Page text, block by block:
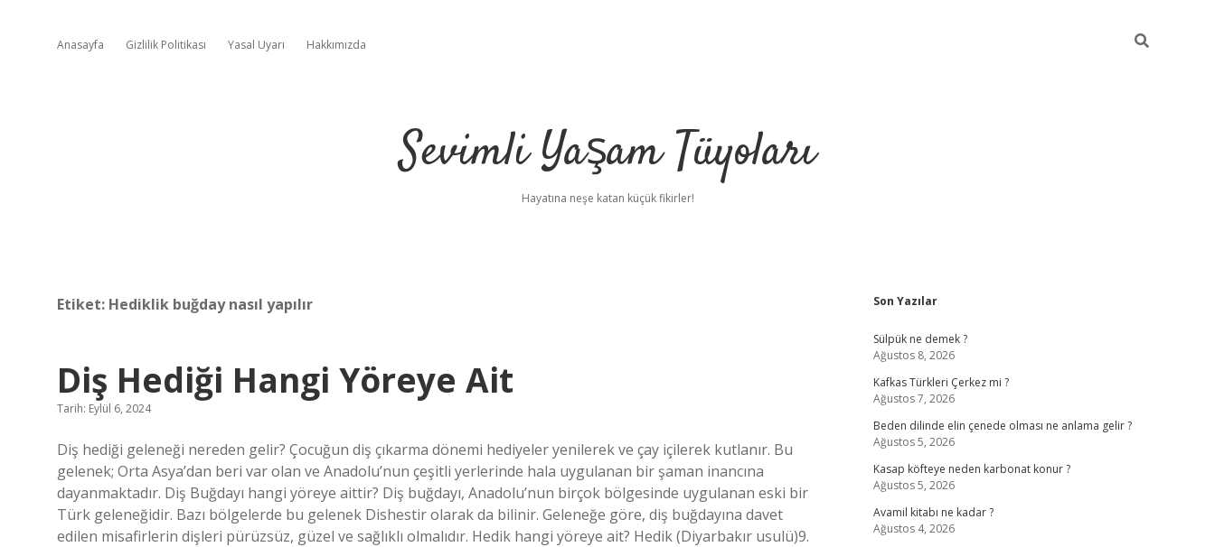
Anasayfa Gizlilik Politikası Yasal Uyarı Hakkımızda
Sevimli Yaşam Tüyoları
Hayatına neşe katan küçük fikirler!
Etiket: Hediklik buğday nasıl yapılır
Diş Hediği Hangi Yöreye Ait
Tarih: Eylül 6, 2024
Diş hediği geleneği nereden gelir? Çocuğun diş çıkarma dönemi hediyeler yenilerek ve çay içilerek kutlanır. Bu
gelenek; Orta Asya’dan beri var olan ve Anadolu’nun çeşitli yerlerinde hala uygulanan bir şaman inancına
dayanmaktadır. Diş Buğdayı hangi yöreye aittir? Diş buğdayı, Anadolu’nun birçok bölgesinde uygulanan eski bir
Türk geleneğidir. Bazı bölgelerde bu gelenek Dishestir olarak da bilinir. Geleneğe göre, diş buğdayına davet
edilen misafirlerin dişleri pürüzsüz, güzel ve sağlıklı olmalıdır. Hedik hangi yöreye ait? Hedik (Diyarbakır usulü)9.
Sidebar
Son Yazılar
Sülpük ne demek ?
Ağustos 8, 2026
Kafkas Türkleri Çerkez mi ?
Ağustos 7, 2026
Beden dilinde elin çenede olması ne anlama gelir ?
Ağustos 5, 2026
Kasap köfteye neden karbonat konur ?
Ağustos 5, 2026
Avamil kitabı ne kadar ?
Ağustos 4, 2026